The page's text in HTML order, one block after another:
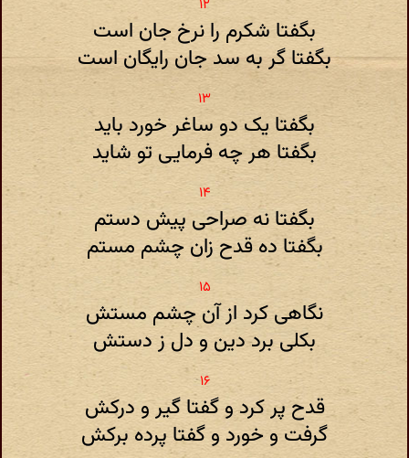
بگفتا شکرم را نرخ جان است
بگفتا گر به سد جان رایگان است
بگفتا یک دو ساغر خورد باید
بگفتا هر چه فرمایی تو شاید
بگفتا نه صراحی پیش دستم
بگفتا ده قدح زان چشم مستم
نگاهی کرد از آن چشم مستش
بکلی برد دین و دل ز دستش
قدح پر کرد و گفتا گیر و درکش
گرفت و خورد و گفتا پرده برکش